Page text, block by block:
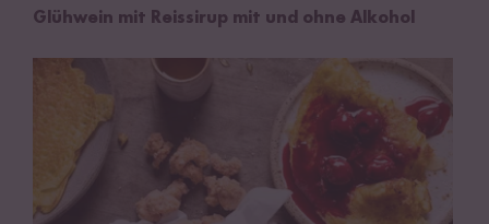
Glühwein mit Reissirup mit und ohne Alkohol